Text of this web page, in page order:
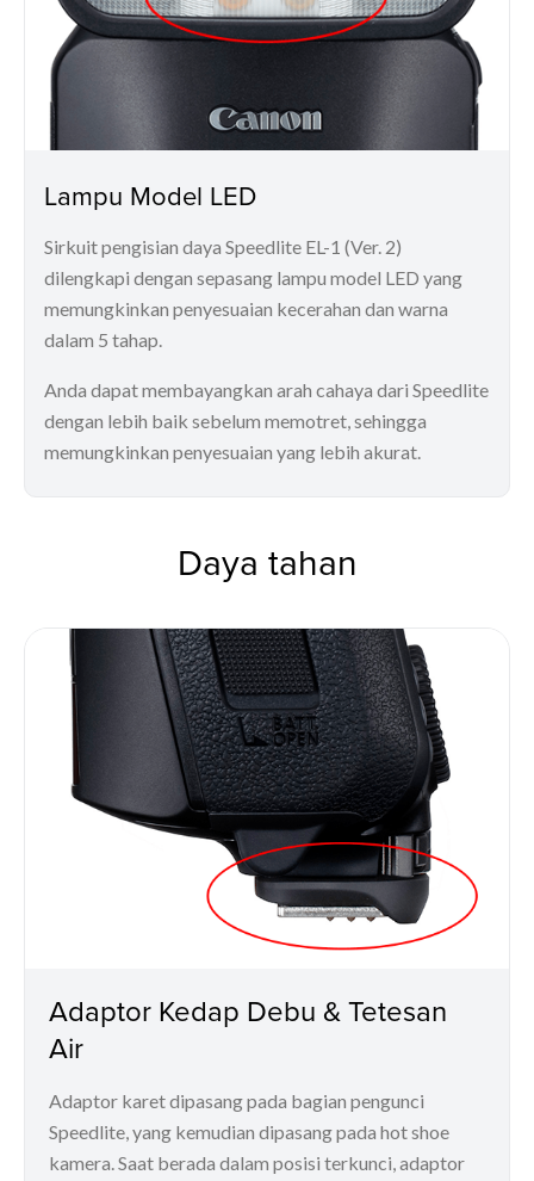
Lampu Model LED
Sirkuit pengisian daya Speedlite EL-1 (Ver. 2)
dilengkapi dengan sepasang lampu model LED yang
memungkinkan penyesuaian kecerahan dan warna
dalam 5 tahap.
Anda dapat membayangkan arah cahaya dari Speedlite
dengan lebih baik sebelum memotret, sehingga
memungkinkan penyesuaian yang lebih akurat.
Daya tahan
Adaptor Kedap Debu & Tetesan
Air
Adaptor karet dipasang pada bagian pengunci
Speedlite, yang kemudian dipasang pada hot shoe
kamera. Saat berada dalam posisi terkunci, adaptor